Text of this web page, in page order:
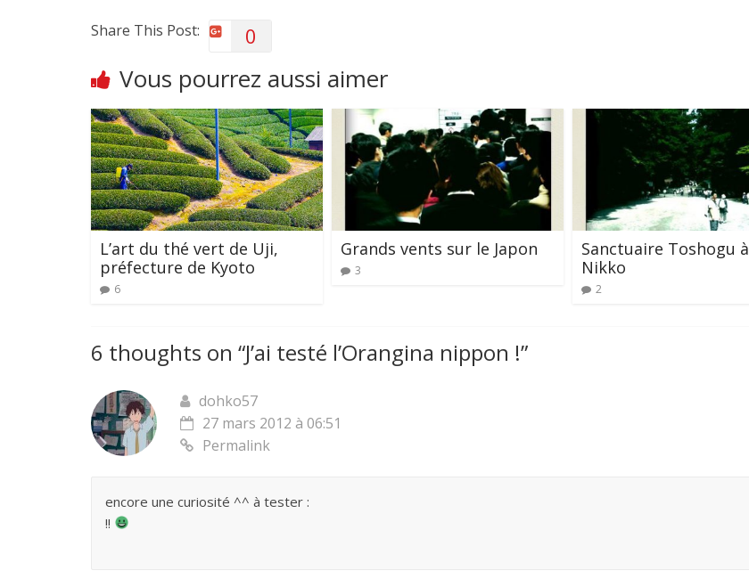
Share This Post: 0
Vous pourrez aussi aimer
L’art du thé vert de Uji,
préfecture de Kyoto
6
Grands vents sur le Japon
3
Sanctuaire Toshogu à
Nikko
2
6 thoughts on “J’ai testé l’Orangina nippon !”
dohko57
27 mars 2012 à 06:51
Permalink
encore une curiosité ^^ à tester :
!!